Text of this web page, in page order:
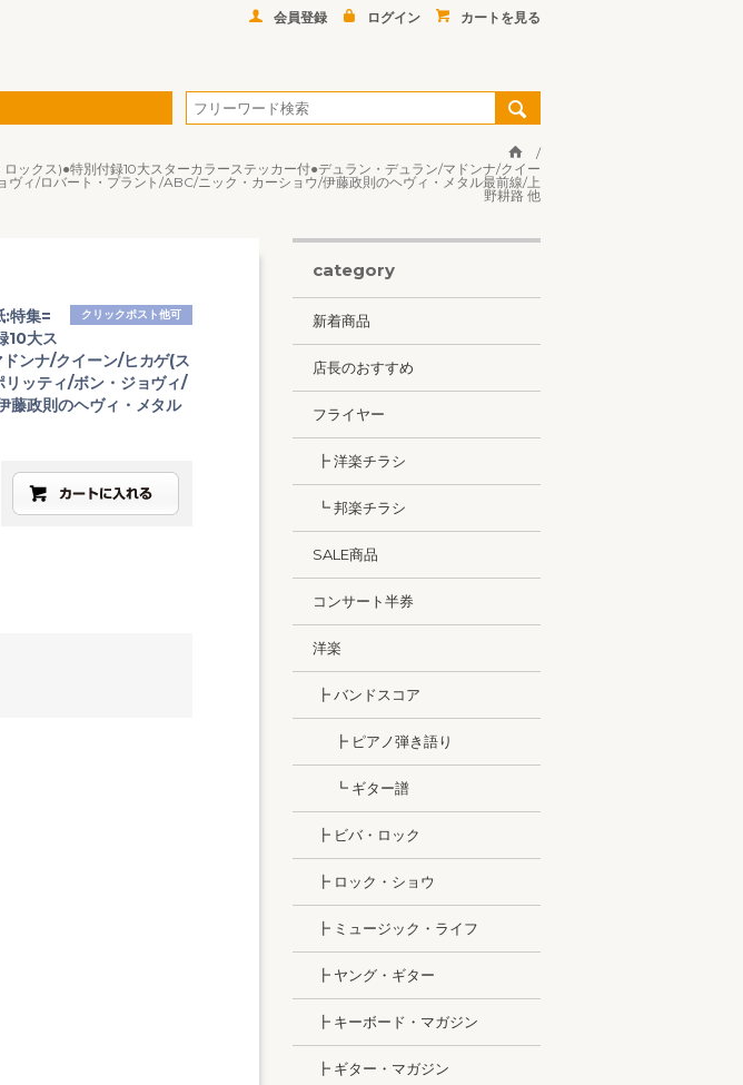
会員登録 ログイン カートを見る
ックス)●特別付録10大スターカラーステッカー付●デュラン・デュラン/マドンナ/クイー
ィ/ロバート・プラント/ABC/ニック・カーショウ/伊藤政則のヘヴィ・メタル最前線/上
野耕路 他
クリックポスト他可
特集=
10大ス
ンナ/クイーン/ヒカゲ(ス
ッティ/ボン・ジョヴィ/
藤政則のヘヴィ・メタル
category
新着商品
店長のおすすめ
フライヤー
┣ 洋楽チラシ
┗ 邦楽チラシ
SALE商品
コンサート半券
洋楽
┣ バンドスコア
┣ ピアノ弾き語り
┗ ギター譜
┣ ビバ・ロック
┣ ロック・ショウ
┣ ミュージック・ライフ
┣ ヤング・ギター
┣ キーボード・マガジン
┣ ギター・マガジン